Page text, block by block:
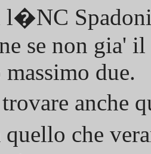
l�NC
se non gia'
due.
anche
quello che